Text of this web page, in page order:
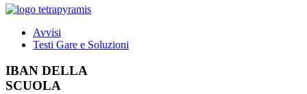
Avvisi
Testi Gare e Soluzioni
IBAN DELLA
SCUOLA